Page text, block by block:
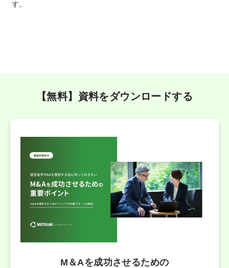
す。
【無料】資料をダウンロードする
M＆Aを成功させるための